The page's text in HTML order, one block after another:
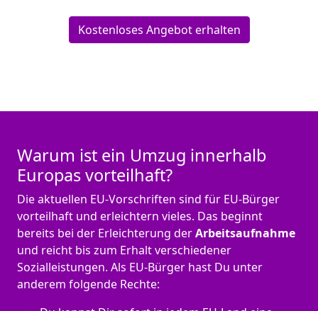
Kostenloses Angebot erhalten
Warum ist ein Umzug innerhalb
Europas vorteilhaft?
Die aktuellen EU-Vorschriften sind für EU-Bürger
vorteilhaft und erleichtern vieles. Das beginnt
bereits bei der Erleichterung derArbeitsaufnahme
und reicht bis zum Erhalt verschiedener
Sozialleistungen. Als EU-Bürger hast Du unter
anderem folgende Rechte: